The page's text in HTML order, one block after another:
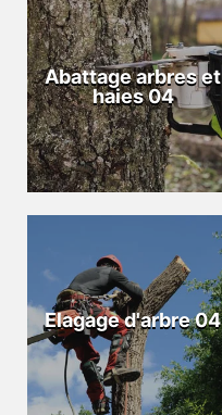
Abattage arbres et
haies 04
Elagage d'arbre 04